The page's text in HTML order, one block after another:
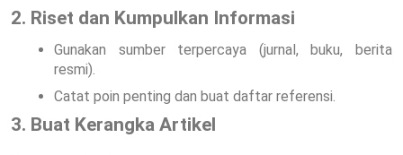
2. Riset dan Kumpulkan Informasi
Gunakan sumber terpercaya (jurnal, buku, berita
resmi).
Catat poin penting dan buat daftar referensi.
3. Buat Kerangka Artikel